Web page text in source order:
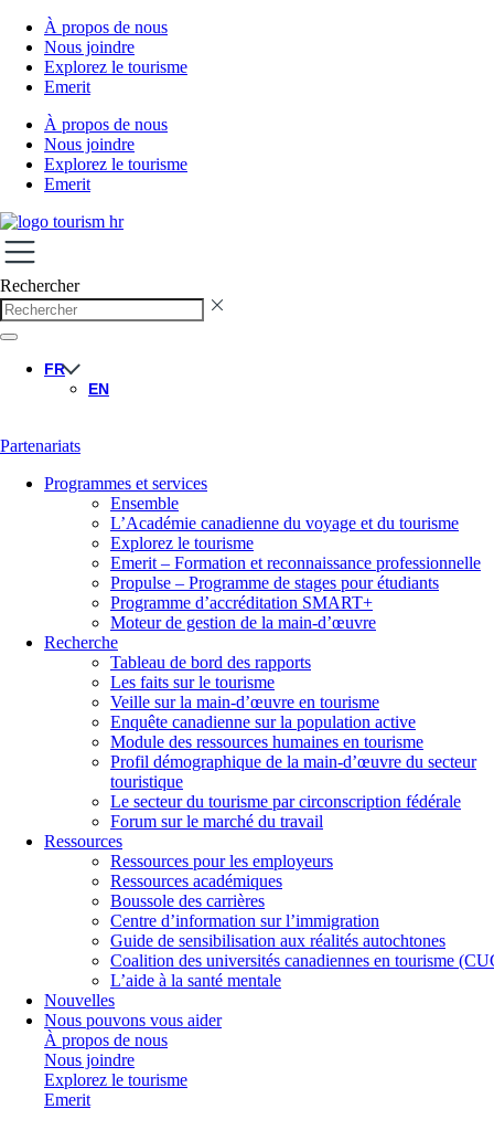
À propos de nous
Nous joindre
Explorez le tourisme
Emerit
À propos de nous
Nous joindre
Explorez le tourisme
Emerit
Rechercher
FR
EN
Partenariats
Programmes et services
Ensemble
L’Académie canadienne du voyage et du tourisme
Explorez le tourisme
Emerit – Formation et reconnaissance professionnelle
Propulse – Programme de stages pour étudiants
Programme d’accréditation SMART+
Moteur de gestion de la main-d’œuvre
Recherche
Tableau de bord des rapports
Les faits sur le tourisme
Veille sur la main-d’œuvre en tourisme
Enquête canadienne sur la population active
Module des ressources humaines en tourisme
Profil démographique de la main-d’œuvre du secteur
touristique
Le secteur du tourisme par circonscription fédérale
Forum sur le marché du travail
Ressources
Ressources pour les employeurs
Ressources académiques
Boussole des carrières
Centre d’information sur l’immigration
Guide de sensibilisation aux réalités autochtones
Coalition des universités canadiennes en tourisme
L’aide à la santé mentale
Nouvelles
Nous pouvons vous aider
À propos de nous
Nous joindre
Explorez le tourisme
Emerit